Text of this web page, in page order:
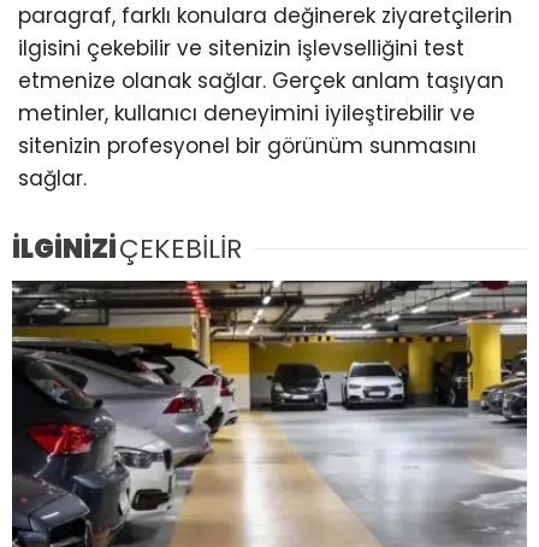
paragraf, farklı konulara değinerek ziyaretçilerin
ilgisini çekebilir ve sitenizin işlevselliğini test
etmenize olanak sağlar. Gerçek anlam taşıyan
metinler, kullanıcı deneyimini iyileştirebilir ve
sitenizin profesyonel bir görünüm sunmasını
sağlar.
İLGİNİZİÇEKEBİLİR